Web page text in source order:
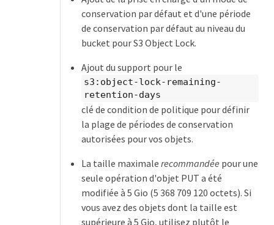
conservation par défaut et d'une période
de conservation par défaut au niveau du
bucket pour S3 Object Lock.
Ajout du support pour le
s3:object-lock-remaining-
retention-days
clé de condition de politique pour définir
la plage de périodes de conservation
autorisées pour vos objets.
La taille maximale recommandée pour une
seule opération d'objet PUT a été
modifiée à 5 Gio (5 368 709 120 octets). Si
vous avez des objets dont la taille est
supérieure à 5 Gio, utilisez plutôt le